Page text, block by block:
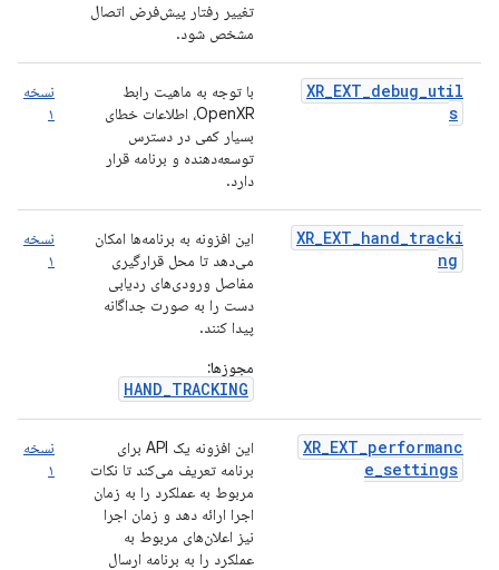
تغییر رفتار پیش‌فرض اتصال
مشخص شود.
XR_EXT_debug_util
s
با توجه به ماهیت رابط
OpenXR، اطلاعات خطای
بسیار کمی در دسترس
توسعه‌دهنده و برنامه قرار
دارد.
نسخه
۱
XR_EXT_hand_tracki
ng
این افزونه به برنامه‌ها امکان
می‌دهد تا محل قرارگیری
مفاصل ورودی‌های ردیابی
دست را به صورت جداگانه
پیدا کنند.
مجوزها:
HAND_TRACKING
نسخه
۱
XR_EXT_performanc
e_settings
این افزونه یک API برای
برنامه تعریف می‌کند تا نکات
مربوط به عملکرد را به زمان
اجرا ارائه دهد و زمان اجرا
نیز اعلان‌های مربوط به
عملکرد را به برنامه ارسال
نسخه
۱